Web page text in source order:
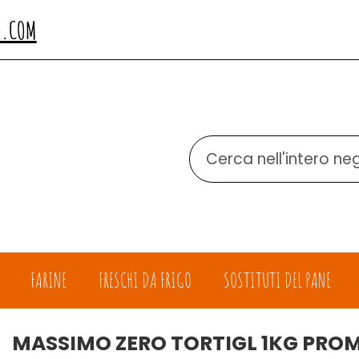
Cerca
Prodotto
FARINE FRESCHI DA FRIGO SOSTITUTI DEL PANE
MASSIMO ZERO TORTIGL 1KG